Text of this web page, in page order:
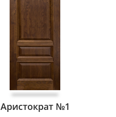
Аристократ №1